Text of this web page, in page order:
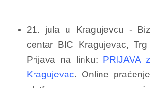
21. jula u Kragujevcu -
centar BIC Kragujevac, Trg
Prijava na linku: PRIJAVA
Kragujevac. Online